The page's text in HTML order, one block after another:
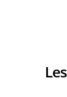
Les coureurs INEOS